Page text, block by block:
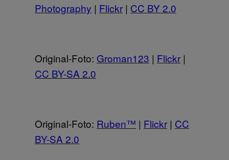
Photography | Flickr | CC BY 2.0
Original-Foto: Groman123 | Flickr |
CC BY-SA 2.0
Original-Foto: Ruben™ | Flickr | CC
BY-SA 2.0